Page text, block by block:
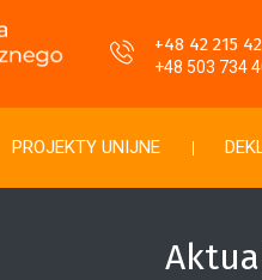
+48 42 215
+48 503 734
PROJEKTY UNIJNE